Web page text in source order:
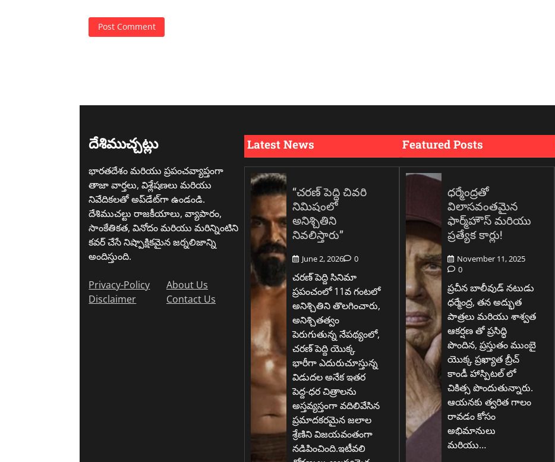
దేశిముచ్చట్లు
భారతదేశం మరియు ప్రపంచవ్యాప్తంగా
తాజా వార్తలు, విశ్లేషణలు మరియు
నివేదికలతో అప్‌డేట్‌గా ఉండండి.
దేశిముచల్టు రాజకీయాలు, వ్యాపారం,
సాంకేతికత, వినోదం మరియు మరిన్నింటిని
కవర్ చేసే నిష్పాక్షికమైన జర్నలిజాన్ని
అందిస్తుంది.
Privacy-Policy
Disclaimer
About Us
Contact Us
Latest News
“చరణ్ పెద్ది చివరి
నిమిషంలో
అనిశ్చితిని
నివలిస్తారు”
June 2, 2026 0
చరణ్ పెద్ది సినిమా
ప్రపంచంలో 11వ గంటలో
అనిశ్చితిని తొలగించారు,
అనిశ్చితత్వం
పెరుగుతున్న నేపథ్యంలో,
చరణ్ పెద్ది యొక్క
భారీగా ఎదురుచూస్తున్న
విడుదల అనేక ఇతర
పెద్ద-ధర చిత్రాలను
అస్తవ్యస్తంగా వదిలివేసిన
ప్రమాదకరమైన జలాల
శ్రేణిని విజయవంతంగా
నడిపించింది.ఇటీవలి
Featured Posts
ధర్మేంద్రతో
విలాసవంతమైన
ఫార్మ్‌హౌస్ మరియు
ప్రత్యేక కార్లు!
November 11, 2025
0
ప్రచీన బాలీవుడ్ నటుడు
ధర్మేంద్ర, తన అద్భుత
పాత్రలు మరియు శాశ్వత
ఆకర్షణ తో ప్రసిద్ధి
పొందిన, ప్రస్తుతం ముంబై
యొక్క ప్రఖ్యాత బ్రీచ్
కాండీ హాస్పిటల్ లో
చికిత్స పొందుతున్నారు.
ఆయనకు త్వరిత గాలం
రావడం కోసం
అభిమానులు
మరియు…